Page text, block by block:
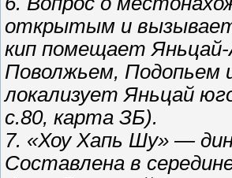
открытым и вызывает
кип помещает
Поволжьем, Подопьем
локализует Яньцай
с.80, карта ЗБ).
7. «Хоу Хапь Шу» —
Составлена в